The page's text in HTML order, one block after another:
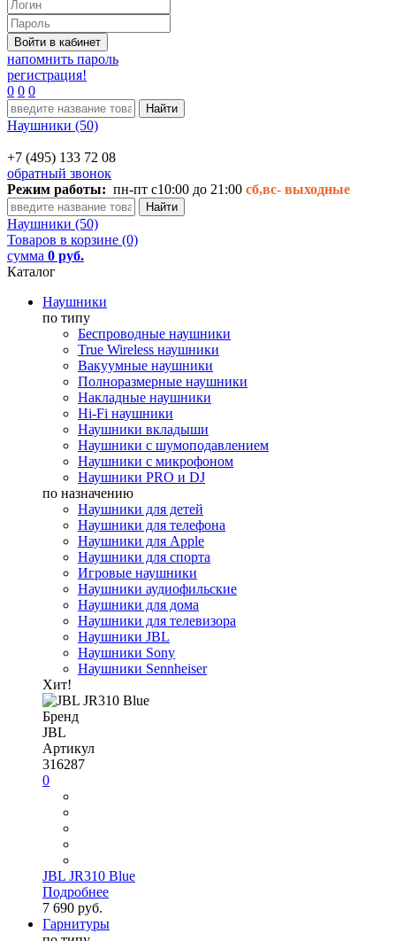
напомнить пароль
регистрация!
0 0 0
Наушники (50)
+7 (495) 133 72 08
обратный звонок
Режим работы: пн-пт с10:00 до 21:00 сб,вс- выходные
Наушники (50)
Товаров в корзине (0)
сумма 0 руб.
Каталог
Наушники
по типу
Беспроводные наушники
True Wireless наушники
Вакуумные наушники
Полноразмерные наушники
Накладные наушники
Hi-Fi наушники
Наушники вкладыши
Наушники с шумоподавлением
Наушники с микрофоном
Наушники PRO и DJ
по назначению
Наушники для детей
Наушники для телефона
Наушники для Apple
Наушники для спорта
Игровые наушники
Наушники аудиофильские
Наушники для дома
Наушники для телевизора
Наушники JBL
Наушники Sony
Наушники Sennheiser
Хит!
Бренд
JBL
Артикул
316287
0
JBL JR310 Blue
Подробнее
7 690 руб.
Гарнитуры